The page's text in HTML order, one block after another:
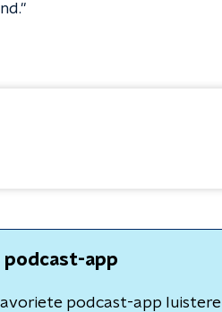
podcast-app
podcast-app